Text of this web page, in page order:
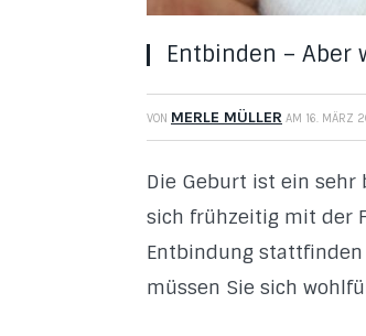
Entbinden – Aber
VON MERLE MÜLLER AM 16. MÄRZ
Die Geburt ist ein sehr
sich frühzeitig mit der
Entbindung
müssen Sie sich